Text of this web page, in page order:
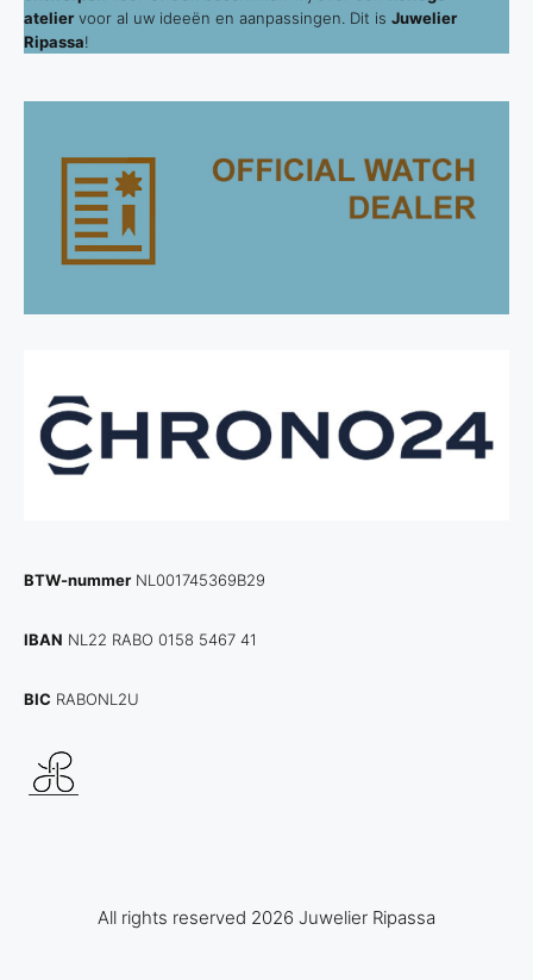
atelier voor al uw ideeën en aanpassingen. Dit is Juwelier
Ripassa!
BTW-nummer NL001745369B29
IBAN NL22 RABO 0158 5467 41
BIC RABONL2U
All rights reserved 2026 Juwelier Ripassa